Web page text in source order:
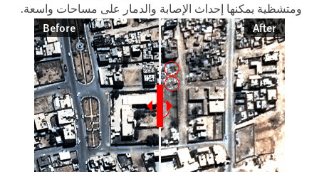
ومتشظية يمكنها إحداث الإصابة والدمار على مساحات واسعة.
Before After